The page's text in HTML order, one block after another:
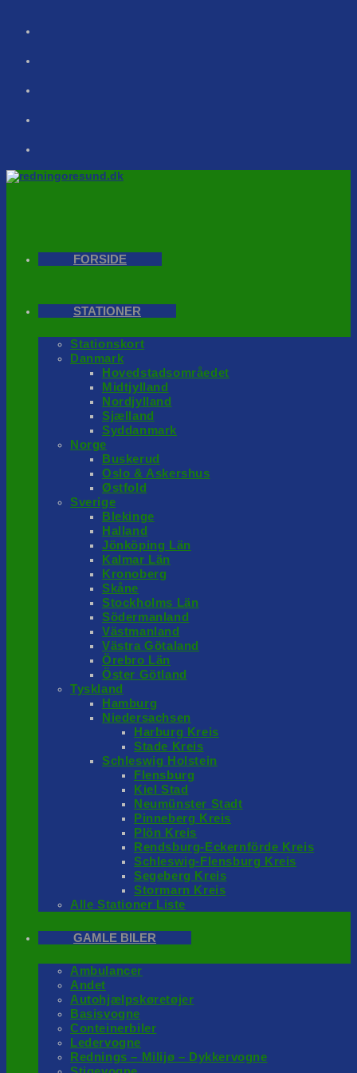
FORSIDE
STATIONER
Stationskort
Danmark
Hovedstadsområedet
Midtjylland
Nordjylland
Sjælland
Syddanmark
Norge
Buskerud
Oslo & Askershus
Østfold
Sverige
Blekinge
Halland
Jönköping Län
Kalmar Län
Kronoberg
Skåne
Stockholms Län
Södermanland
Västmanland
Västra Götaland
Örebro Län
Öster Götland
Tyskland
Hamburg
Niedersachsen
Harburg Kreis
Stade Kreis
Schleswig Holstein
Flensburg
Kiel Stad
Neumünster Stadt
Pinneberg Kreis
Plön Kreis
Rendsburg-Eckernförde Kreis
Schleswig-Flensburg Kreis
Segeberg Kreis
Stormarn Kreis
Alle Stationer Liste
GAMLE BILER
Ambulancer
Andet
Autohjælpskøretøjer
Basisvogne
Conteinerbiler
Ledervogne
Rednings – Milijø – Dykkervogne